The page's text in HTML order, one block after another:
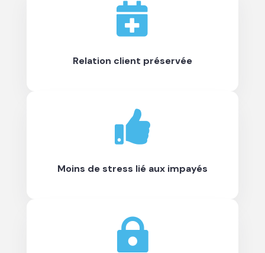

Relation client préservée

Moins de stress lié aux impayés
